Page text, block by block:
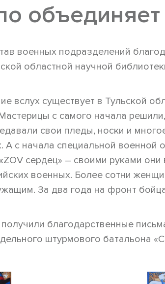
объединяет
военных подразделений
областной научной
вслух существует в Тульской
с самого начала
свои пледы, носки и
А с начала специальной военной
сердец» – своими руками
военных. Более сотни
За два года на фронт
благодарственные
штурмового батальона